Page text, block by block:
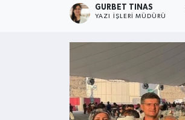
GURBET TINAS
YAZI İŞLERI MÜDÜRÜ
Kültür - Sanat